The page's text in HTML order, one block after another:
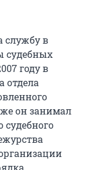
службу в
судебных
году в
отдела
он занимал
судебного